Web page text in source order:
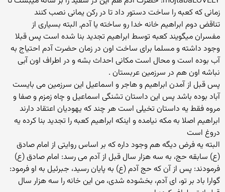
زمانی که کعبه را ساخت دستور داد تا در رکن یمانی نصب کنند
تناقض دوم ابراهیم خانه خدا رو ساخته یا آدم, البته بسیاری از
مفسران میگویند کعبه توسط ابراهیم تجدید بنا شده است پس قبلا
وجود داشته و مسلما برای ساخت اون در زمان حضرت آدم احتیاج به
آب بوده است و محال است مکانی احداث بشه و در اطراف اون آبی
نباشه اون هم در سرزمین عربستان .
پس قبل از آمدن ابراهیم و هاجر و اسماعیل این سرزمین می بایست
آباد بوده باشد پس این داستان تشنگی اسماعیل و چاه زمزم و صفا و
مروه فقط یه داستان تخیلی است هر چند که یهودیان اعتقاد دارند
ابراهیم اصلا به مکه نیامده و اینکه ابراهیم کعبه را تجدید بنا کرده یه
دروغ است
البته یه فرض دیگه هم وجود داره که بر اساس روایتی از امام صادق
(ع) سابقه حج، به سه هزار سال قبل از آدم می رسد: امام صادق (ع)
فرمودند: پس از آن که حج آدم (ع) به پایان رسید، جبرئیل به او فرمود:
گوارا باد بر تو، ای آدم، بخشوده شدی، من این خانه را سه هزار سال